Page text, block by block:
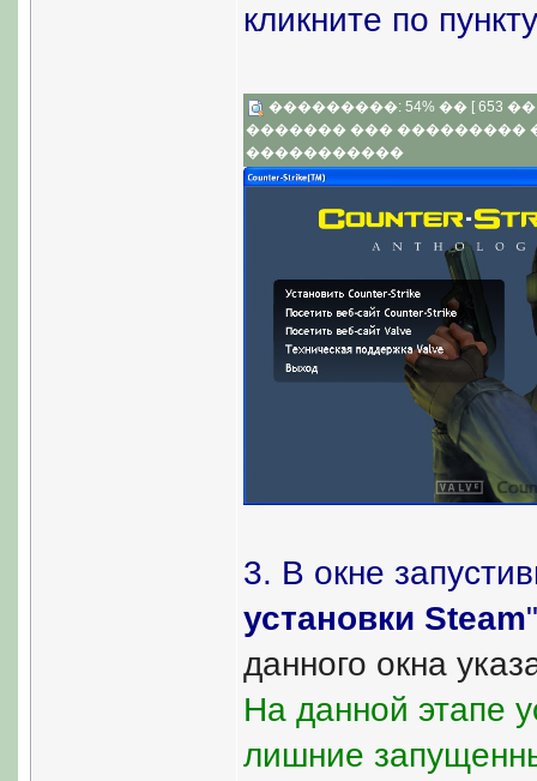
кликните по пункту
���������: 54% �� [ 653 ��
������� ��� ���������
�����������
3. В окне
установки Steam
данного окна
На данной этапе
лишние